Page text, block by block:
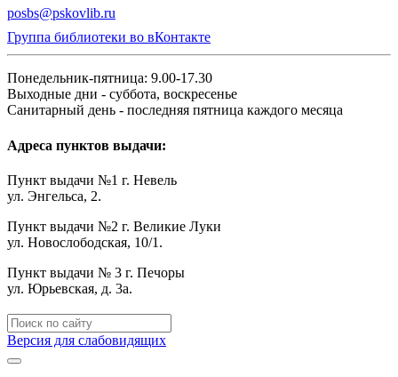
posbs@pskovlib.ru
Группа библиотеки во вКонтакте
Понедельник-пятница: 9.00-17.30
Выходные дни - суббота, воскресенье
Санитарный день - последняя пятница каждого месяца
Адреса пунктов выдачи:
Пункт выдачи №1 г. Невель
ул. Энгельса, 2.
Пункт выдачи №2 г. Великие Луки
ул. Новослободская, 10/1.
Пункт выдачи № 3 г. Печоры
ул. Юрьевская, д. 3а.
Версия для слабовидящих